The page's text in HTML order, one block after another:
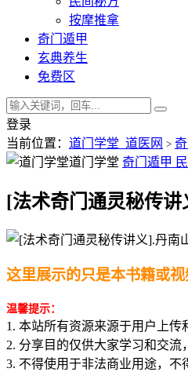
按摩推拿
奇门遁甲
玄典养生
免费区
登录
当前位置： 道门学堂_道医网 >
道门学堂 奇门遁甲
[法术奇门通灵秘传
这里展示的只是本书籍或
温馨提示：
1. 本站所有资源来源于用户上传
2. 分享目的仅供大家学习和交流
3. 不得使用于非法商业用途，不